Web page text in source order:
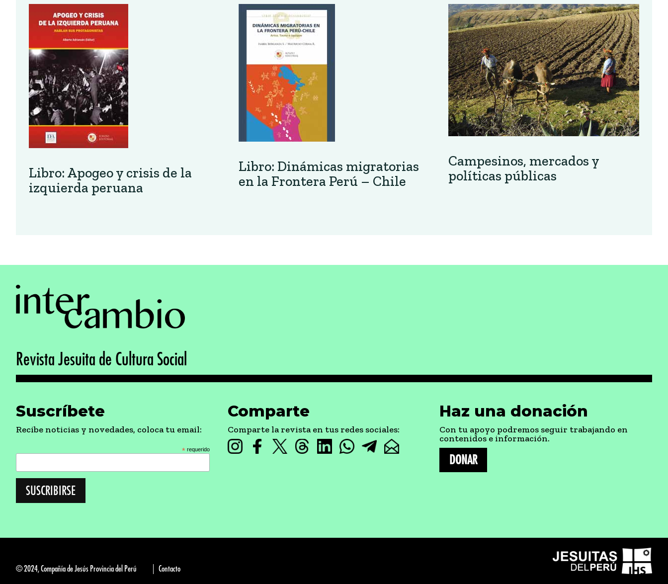
Libro: Apogeo y crisis de la
izquierda peruana
Libro: Dinámicas migratorias
en la Frontera Perú – Chile
Campesinos, mercados y
políticas públicas
Revista Jesuita de Cultura Social
Suscríbete
Recibe noticias y novedades, coloca tu email:
* requerido
Comparte
Comparte la revista en tus redes sociales:
Haz una donación
Con tu apoyo podremos seguir trabajando en
contenidos e información.
DONAR
© 2024, Compañía de Jesús Provincia del Perú Contacto